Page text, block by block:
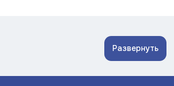
Развернуть